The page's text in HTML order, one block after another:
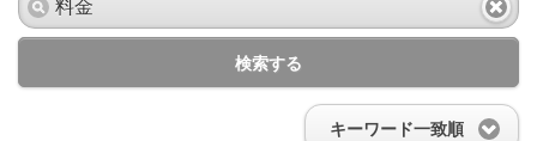
検索する
キーワード一致順